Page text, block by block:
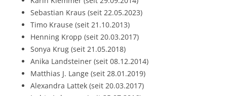
Sebastian Kraus (seit 22.05.2023)
Timo Krause (seit 21.10.2013)
Henning Kropp (seit 20.03.2017)
Sonya Krug (seit 21.05.2018)
Anika Landsteiner (seit 08.12.2014)
Matthias J. Lange (seit 28.01.2019)
Alexandra Lattek (seit 20.03.2017)